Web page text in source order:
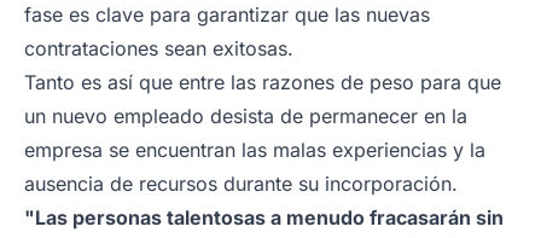
fase es clave para garantizar que las nuevas
contrataciones sean exitosas.
Tanto es así que entre las razones de peso para que
un nuevo empleado desista de permanecer en la
empresa se encuentran las malas experiencias y la
ausencia de recursos durante su incorporación.
"Las personas talentosas a menudo fracasarán sin